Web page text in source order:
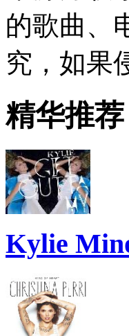
的歌曲、
究，如果
精华推荐
Kylie